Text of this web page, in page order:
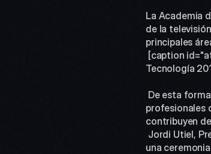
La Academia
de la
principales
Tecnología
profesionales
contribuyen
una